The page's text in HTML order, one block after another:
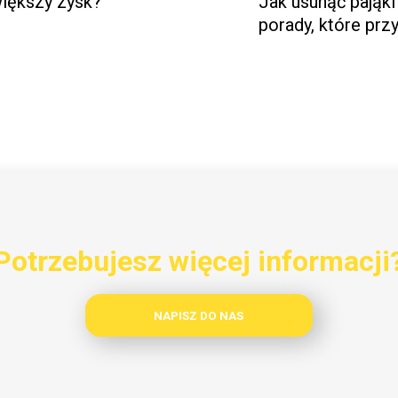
porady, które
więcej
NAPISZ DO NAS